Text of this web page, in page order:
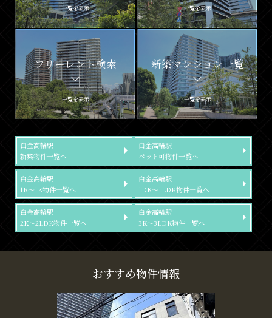
一覧を表示 一覧を表示
フリーレント検索
一覧を表示
新築マンション一覧
一覧を表示
白金高輪駅
新築物件一覧へ
白金高輪駅
ペット可物件一覧へ
白金高輪駅
1R～1K物件一覧へ
白金高輪駅
1DK～1LDK物件一覧へ
白金高輪駅
2K～2LDK物件一覧へ
白金高輪駅
3K～3LDK物件一覧へ
おすすめ物件情報